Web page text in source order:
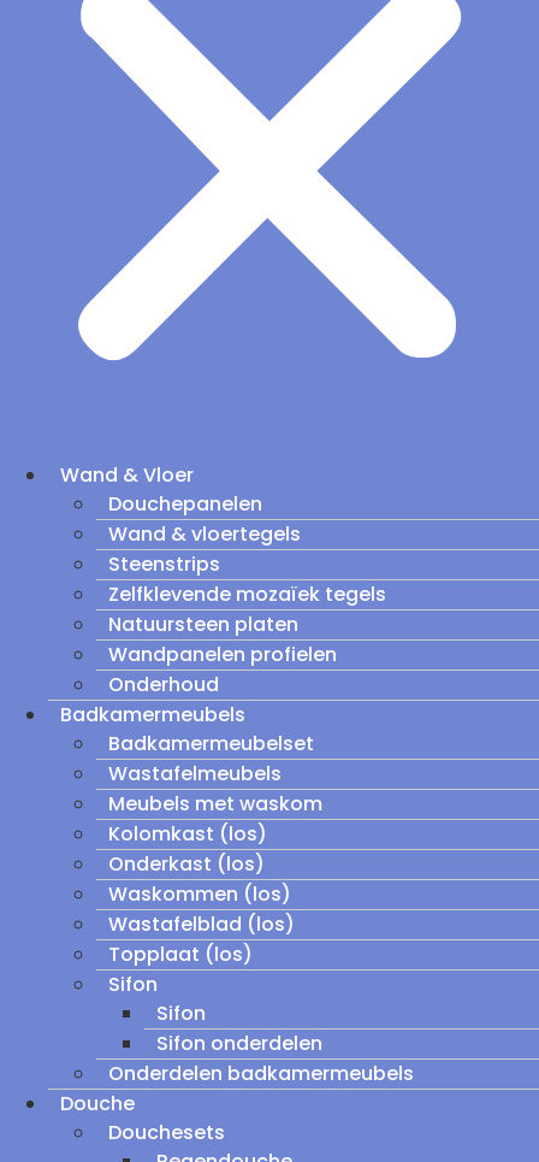
Wand & Vloer
Douchepanelen
Wand & vloertegels
Steenstrips
Zelfklevende mozaïek tegels
Natuursteen platen
Wandpanelen profielen
Onderhoud
Badkamermeubels
Badkamermeubelset
Wastafelmeubels
Meubels met waskom
Kolomkast (los)
Onderkast (los)
Waskommen (los)
Wastafelblad (los)
Topplaat (los)
Sifon
Sifon
Sifon onderdelen
Onderdelen badkamermeubels
Douche
Douchesets